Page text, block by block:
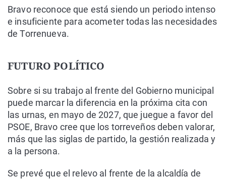
Bravo reconoce que está siendo un periodo intenso
e insuficiente para acometer todas las necesidades
de Torrenueva.
FUTURO POLÍTICO
Sobre si su trabajo al frente del Gobierno municipal
puede marcar la diferencia en la próxima cita con
las urnas, en mayo de 2027, que juegue a favor del
PSOE, Bravo cree que los torreveños deben valorar,
más que las siglas de partido, la gestión realizada y
a la persona.
Se prevé que el relevo al frente de la alcaldía de